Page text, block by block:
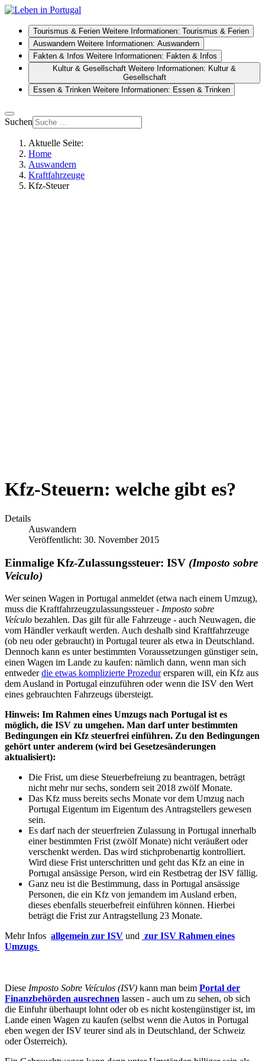
Tourismus & Ferien Weitere Informationen: Tourismus & Ferien
Auswandern Weitere Informationen: Auswandern
Fakten & Infos Weitere Informationen: Fakten & Infos
Kultur & Gesellschaft Weitere Informationen: Kultur &
Gesellschaft
Essen & Trinken Weitere Informationen: Essen & Trinken
Suchen
Aktuelle Seite:
Home
Auswandern
Kraftfahrzeuge
Kfz-Steuer
Kfz-Steuern: welche gibt es?
Details
Auswandern
Veröffentlicht: 30. November 2015
Einmalige Kfz-Zulassungssteuer: ISV (Imposto sobre
Veiculo)
Wer seinen Wagen in Portugal anmeldet (etwa nach einem Umzug),
muss die Kraftfahrzeugzulassungssteuer - Imposto sobre
Veículo bezahlen. Das gilt für alle Fahrzeuge - auch Neuwagen, die
vom Händler verkauft werden. Auch deshalb sind Kraftfahrzeuge
(ob neu oder gebraucht) in Portugal teurer als etwa in Deutschland.
Dennoch kann es unter bestimmten Voraussetzungen günstiger sein,
einen Wagen im Lande zu kaufen: nämlich dann, wenn man sich
entwederdie etwas komplizierte Prozedurersparen will, ein Kfz aus
dem Ausland in Portugal einzuführen oder wenn die ISV den Wert
eines gebrauchten Fahrzeugs übersteigt.
Hinweis: Im Rahmen eines Umzugs nach Portugal ist es
möglich, die ISV zu umgehen. Man darf unter bestimmten
Bedingungen ein Kfz steuerfrei einführen. Zu den Bedingungen
gehört unter anderem (wird bei Gesetzesänderungen
aktualisiert):
Die Frist, um diese Steuerbefreiung zu beantragen, beträgt
nicht mehr nur sechs, sondern seit 2018 zwölf Monate.
Das Kfz muss bereits sechs Monate vor dem Umzug nach
Portugal Eigentum im Eigentum des Antragstellers gewesen
sein.
Es darf nach der steuerfreien Zulassung in Portugal innerhalb
einer bestimmten Frist (zwölf Monate) nicht veräußert oder
verschenkt werden. Das wird stichprobenartig kontrolliert.
Wird diese Frist unterschritten und geht das Kfz an eine in
Portugal ansässige Person, wird ein Restbetrag der ISV fällig.
Ganz neu ist die Bestimmung, dass in Portugal ansässige
Personen, die ein Kfz von jemandem im Ausland erben,
dieses ebenfalls steuerbefreit einführen können. Hierbei
beträgt die Frist zur Antragstellung 23 Monate.
Mehr Infos allgemein zur ISV und zur ISV Rahmen eines
Umzugs
Diese Imposto Sobre Veículos (ISV) kann man beim Portal der
Finanzbehörden ausrechnen lassen - auch um zu sehen, ob sich
die Einfuhr überhaupt lohnt oder ob es nicht kostengünstiger ist, im
Lande einen Wagen zu kaufen (selbst wenn die Autos in Portugal
eben wegen der ISV teurer sind als in Deutschland, der Schweiz
oder Österreich).